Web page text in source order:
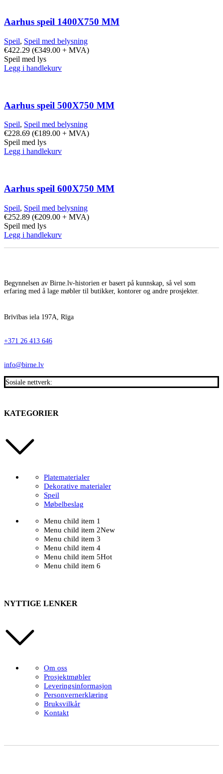
Aarhus speil 1400X750 MM
Speil, Speil med belysning
€422.29 (€349.00 + MVA)
Speil med lys
Legg i handlekurv
Aarhus speil 500X750 MM
Speil, Speil med belysning
€228.69 (€189.00 + MVA)
Speil med lys
Legg i handlekurv
Aarhus speil 600X750 MM
Speil, Speil med belysning
€252.89 (€209.00 + MVA)
Speil med lys
Legg i handlekurv
Begynnelsen av Birne.lv-historien er basert på kunnskap, så vel som
erfaring med å lage møbler til butikker, kontorer og andre prosjekter.
Brīvības iela 197A, Rīga
+371 26 413 646
info@birne.lv
Sosiale nettverk:
KATEGORIER
Platematerialer
Dekorative materialer
Speil
Møbelbeslag
Menu child item 1
Menu child item 2New
Menu child item 3
Menu child item 4
Menu child item 5Hot
Menu child item 6
NYTTIGE LENKER
Om oss
Prosjektmøbler
Leveringsinformasjon
Personvernerklæring
Bruksvilkår
Kontakt